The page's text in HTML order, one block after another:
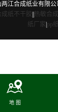
江合成纸业有限公
成纸不干胶 热敏合
纸厂家 pp纸
地 图